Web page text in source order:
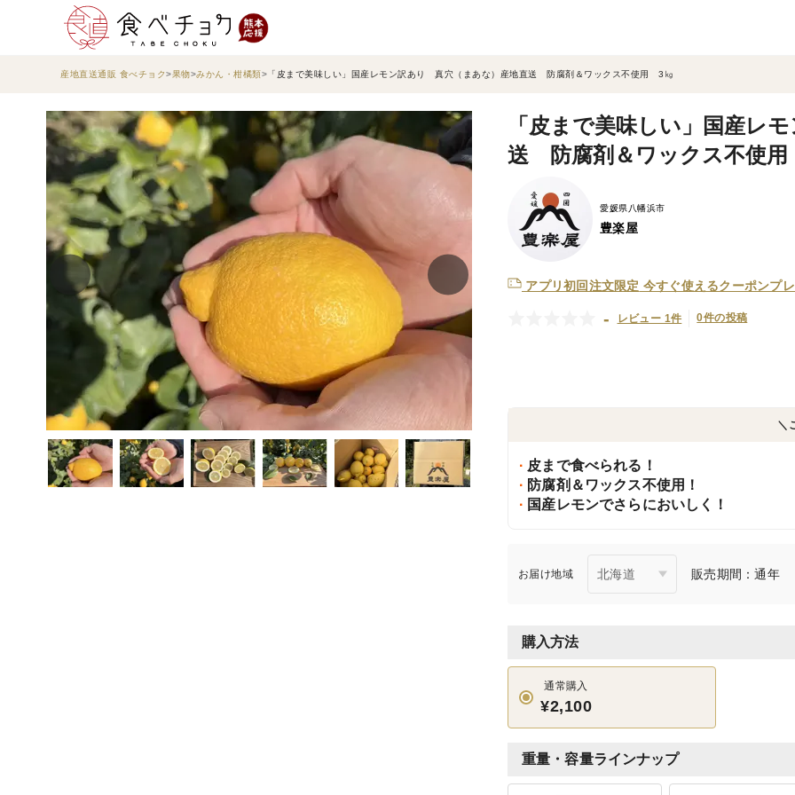
産地直送通販 食べチョク 果物 みかん・柑橘類 「皮まで美味しい」国産レモン訳あり 真穴（まあな）産地直送 防腐剤＆ワックス不使用 3㎏
「皮まで美味しい」国産レ
送 防腐剤＆ワックス不使
愛媛県八幡浜市
豊楽屋
アプリ初回注文限定 今すぐ使えるクーポンプ
- レビュー 1件 0件の投稿
＼
皮まで食べられる！
防腐剤＆ワックス不使用！
国産レモンでさらにおいしく！
お届け地域 販売期間：通年
購入方法
通常購入
¥2,100
重量・容量ラインナップ